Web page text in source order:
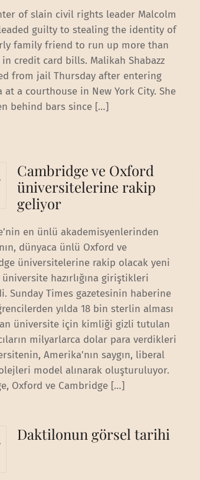
of slain civil rights leader Malcolm
guilty to stealing the identity of
family friend to run up more than
in credit card bills. Malikah Shabazz
from jail Thursday after entering
at a courthouse in New York City. She
behind bars since […]
Cambridge ve Oxford
üniversitelerine rakip
geliyor
en ünlü akademisyenlerinden
dünyaca ünlü Oxford ve
üniversitelerine rakip olacak yeni
hazırlığına giriştikleri
Sunday Times gazetesinin haberine
yılda 18 bin sterlin alması
üniversite için kimliği gizli tutulan
milyarlarca dolar para verdikleri
Amerika’nın saygın, liberal
model alınarak oluşturuluyor.
Oxford ve Cambridge […]
Daktilonun görsel tarihi